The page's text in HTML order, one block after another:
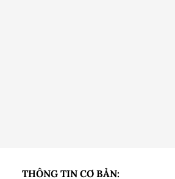
THÔNG TIN CƠ BẢN: